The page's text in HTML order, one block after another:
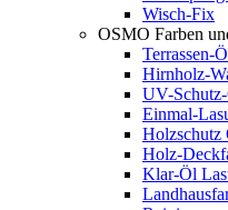
Wisch-Fix
OSMO Farben
Terrassen-
Hirnholz-
UV-
Einmal-
Holzschutz
Holz-
Klar-Öl